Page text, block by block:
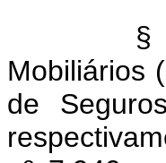
§
Mobiliários
de